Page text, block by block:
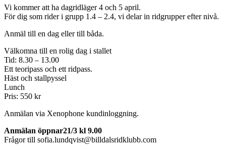
Vi kommer att ha dagridläger 4 och 5 april.
För dig som rider i grupp 1.4 – 2.4, vi delar in ridgrupper efter nivå.
Anmäl till en dag eller till båda.
Välkomna till en rolig dag i stallet
Tid: 8.30 – 13.00
Ett teoripass och ett ridpass.
Häst och stallpyssel
Lunch
Pris: 550 kr
Anmälan via Xenophone kundinloggning.
Anmälan öppnar21/3 kl 9.00
Frågor till sofia.lundqvist@billdalsridklubb.com